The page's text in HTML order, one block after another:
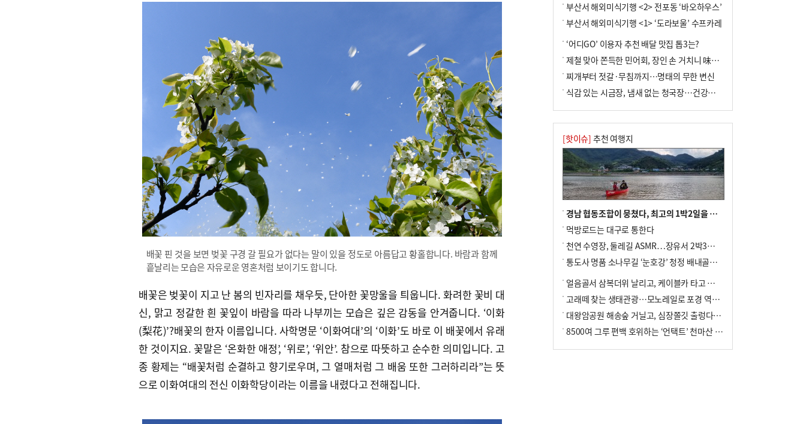
배꽃 핀 것을 보면 벚꽃 구경 갈 필요가 없다는 말이 있을 정도로 아름답고 황홀합니다. 바람과 함께
흩날리는 모습은 자유로운 영혼처럼 보이기도 합니다.
배꽃은 벚꽃이 지고 난 봄의 빈자리를 채우듯, 단아한 꽃망울을 틔웁니다. 화려한 꽃비 대
신, 맑고 정갈한 흰 꽃잎이 바람을 따라 나부끼는 모습은 깊은 감동을 안겨줍니다. ‘이화
(梨花)’?배꽃의 한자 이름입니다. 사학명문 ‘이화여대’의 ‘이화’도 바로 이 배꽃에서 유래
한 것이지요. 꽃말은 ‘온화한 애정’, ‘위로’, ‘위안’. 참으로 따뜻하고 순수한 의미입니다. 고
종 황제는 “배꽃처럼 순결하고 향기로우며, 그 열매처럼 그 배움 또한 그러하리라”는 뜻
으로 이화여대의 전신 이화학당이라는 이름을 내렸다고 전해집니다.
부산서 해외미식기행 <2> 전포동 ‘바오하우스’
부산서 해외미식기행 <1> ‘도라보울’ 수프카레
‘어디GO’ 이용자 추천 배달 맛집 톱3는?
제철 맞아 쫀득한 민어회, 장인 손 거치니 味친 한상
찌개부터 젓갈·무침까지…명태의 무한 변신
식감 있는 시금장, 냄새 없는 청국장…건강한 발효 밥상
[핫이슈] 추천 여행지
경남 협동조합이 뭉쳤다, 최고의 1박2일을 위해
먹방로드는 대구로 통한다
천연 수영장, 둘레길 ASMR…장유서 2박3일 소확행
통도사 명품 소나무길 ‘눈호강’ 청정 배내골서 더위 싹
얼음골서 삼복더위 날리고, 케이블카 타고 신선놀음
고래떼 찾는 생태관광…모노레일로 포경 역사여행
대왕암공원 해송숲 거닐고, 심장쫄깃 출렁다리 건너봐
8500여 그루 편백 호위하는 ‘언택트’ 천마산 산림욕장